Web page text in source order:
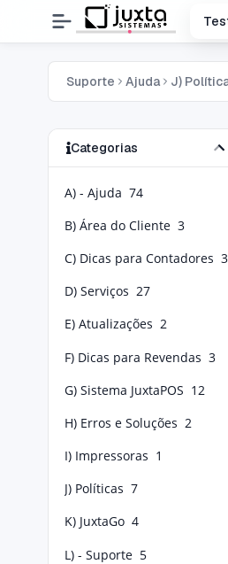
Suporte Ajuda J)
Categorias
A) - Ajuda 74
B) Área do Cliente 3
C) Dicas para Contadores 3
D) Serviços 27
E) Atualizações 2
F) Dicas para Revendas 3
G) Sistema JuxtaPOS 12
H) Erros e Soluções 2
I) Impressoras 1
J) Políticas 7
K) JuxtaGo 4
L) - Suporte 5